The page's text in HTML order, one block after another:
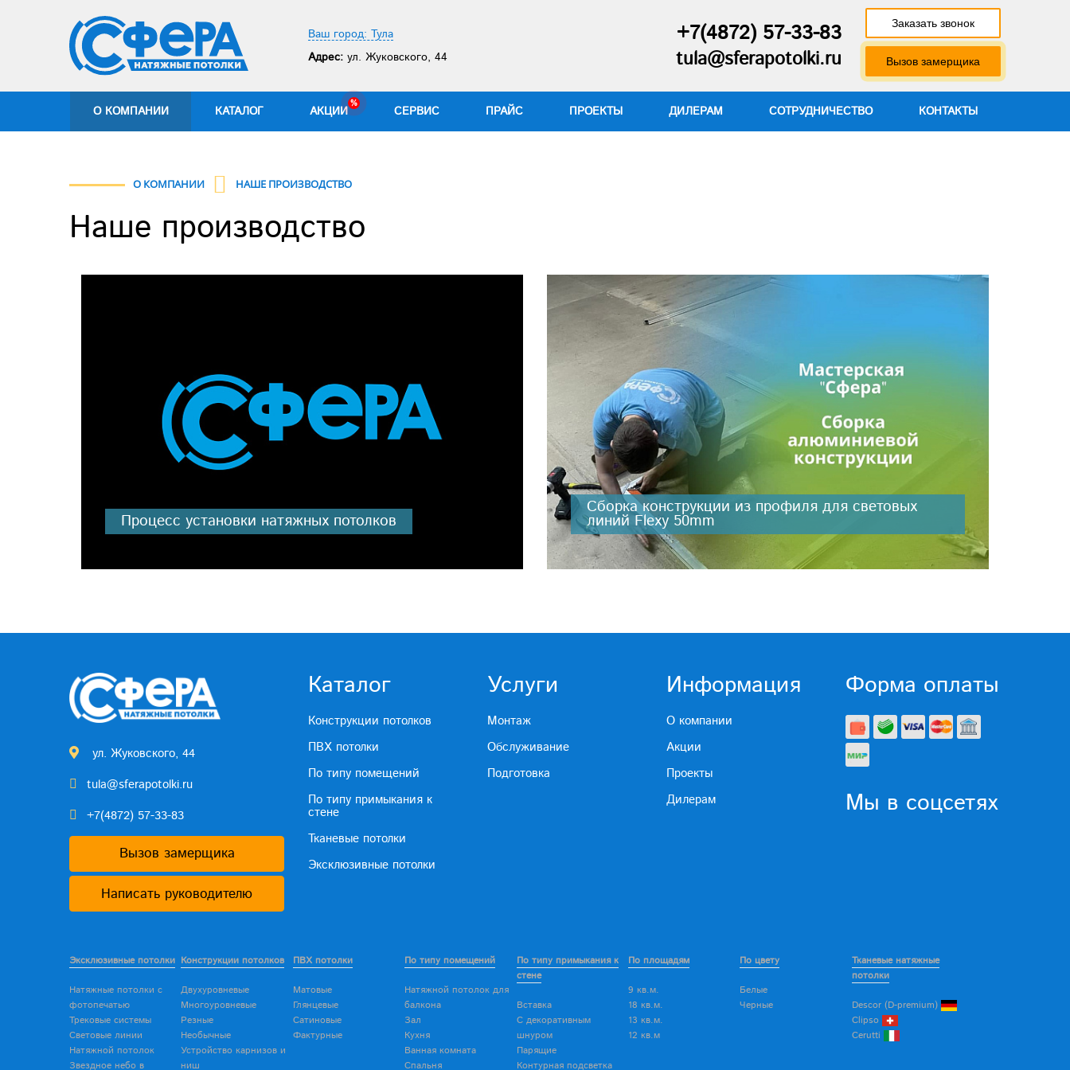
Ваш город: Тула
Адрес: ул. Жуковского, 44
+7(4872) 57-33-83
tula@sferapotolki.ru
Заказать звонок
Вызов замерщика
О КОМПАНИИ КАТАЛОГ АКЦИИ СЕРВИС ПРАЙС ПРОЕКТЫ ДИЛЕРАМ СОТРУДНИЧЕСТВО КОНТАКТЫ
О КОМПАНИИ НАШЕ ПРОИЗВОДСТВО
Наше производство
Процесс установки натяжных потолков
Сборка конструкции из профиля для световых
линий Flexy 50mm
ул. Жуковского, 44
tula@sferapotolki.ru
+7(4872) 57-33-83
Вызов замерщика
Написать руководителю
Каталог
Конструкции потолков
ПВХ потолки
По типу помещений
По типу примыкания к
стене
Тканевые потолки
Эксклюзивные потолки
Услуги
Монтаж
Обслуживание
Подготовка
Информация
О компании
Акции
Проекты
Дилерам
Форма оплаты
Мы в соцсетях
Эксклюзивные потолки
Натяжные потолки с
фотопечатью
Трековые системы
Световые линии
Натяжной потолок
Звездное небо в
Конструкции потолков
Двухуровневые
Многоуровневые
Резные
Необычные
Устройство карнизов и
ниш
ПВХ потолки
Матовые
Глянцевые
Сатиновые
Фактурные
По типу помещений
Натяжной потолок для
балкона
Зал
Кухня
Ванная комната
Спальня
По типу примыкания к
стене
Вставка
С декоративным
шнуром
Парящие
Контурная подсветка
По площадям
9 кв.м.
18 кв.м.
13 кв.м.
12 кв.м
По цвету
Белые
Черные
Тканевые натяжные
потолки
Descor (D-premium)
Clipso
Cerutti